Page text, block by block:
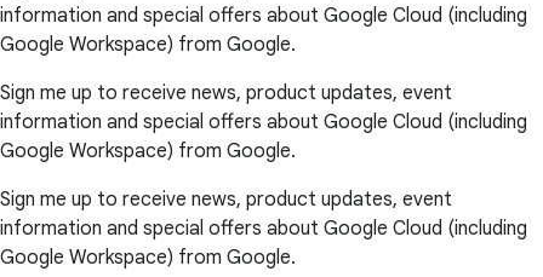
information and special offers about Google Cloud (including
Google Workspace) from Google.
Sign me up to receive news, product updates, event
information and special offers about Google Cloud (including
Google Workspace) from Google.
Sign me up to receive news, product updates, event
information and special offers about Google Cloud (including
Google Workspace) from Google.